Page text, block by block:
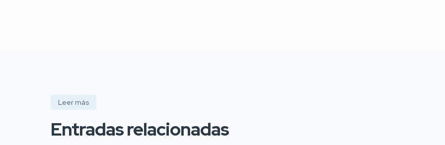
Leer más
Entradas relacionadas